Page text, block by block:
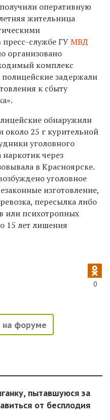
оперативную
жительница
службе ГУМВД
организовано
комплекс
задержали
к сбыту
обнаружили
25 г курительной
уголовного
через
в Красноярске.
уголовное
изготовление,
пересылка либо
или психотропных
15 лет лишения
0
на форуме
пытавшуюся за
от бесплодия